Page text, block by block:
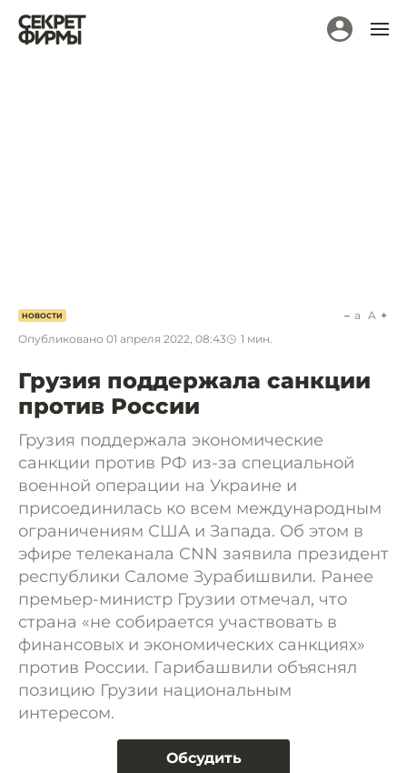
НОВОСТИ
Опубликовано 01 апреля 2022, 08:43 1 мин.
a A
Грузия поддержала санкции
против России
Грузия поддержала экономические
санкции против РФ из-за специальной
военной операции на Украине и
присоединилась ко всем международным
ограничениям США и Запада. Об этом в
эфире телеканала CNN заявила президент
республики Саломе Зурабишвили. Ранее
премьер-министр Грузии отмечал, что
страна «не собирается участвовать в
финансовых и экономических санкциях»
против России. Гарибашвили объяснял
позицию Грузии национальным
интересом.
Обсудить